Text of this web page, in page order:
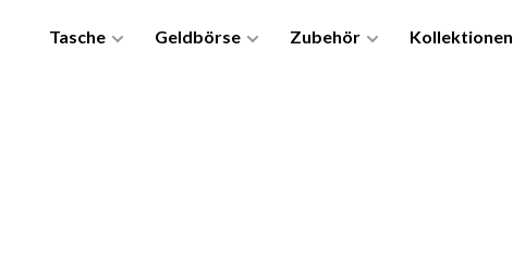
Tasche Geldbörse Zubehör Kollektionen